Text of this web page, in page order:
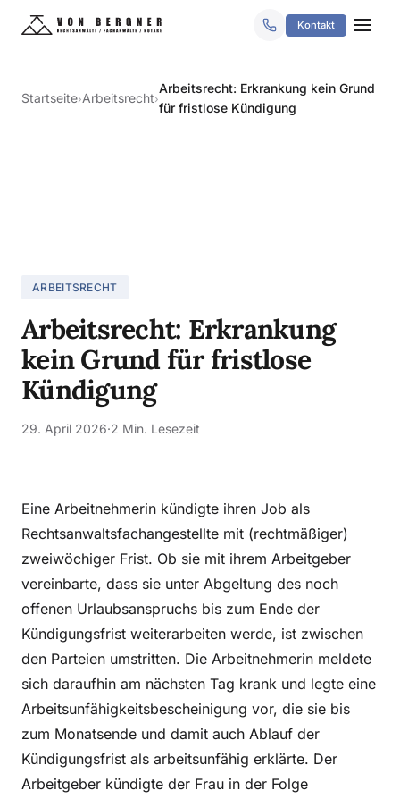
Kontakt
Startseite›Arbeitsrecht›
Arbeitsrecht: Erkrankung kein Grund
für fristlose Kündigung
ARBEITSRECHT
Arbeitsrecht: Erkrankung
kein Grund für fristlose
Kündigung
29. April 2026·2 Min. Lesezeit
Eine Arbeitnehmerin kündigte ihren Job als
Rechtsanwaltsfachangestellte mit (rechtmäßiger)
zweiwöchiger Frist. Ob sie mit ihrem Arbeitgeber
vereinbarte, dass sie unter Abgeltung des noch
offenen Urlaubsanspruchs bis zum Ende der
Kündigungsfrist weiterarbeiten werde, ist zwischen
den Parteien umstritten. Die Arbeitnehmerin meldete
sich daraufhin am nächsten Tag krank und legte eine
Arbeitsunfähigkeitsbescheinigung vor, die sie bis
zum Monatsende und damit auch Ablauf der
Kündigungsfrist als arbeitsunfähig erklärte. Der
Arbeitgeber kündigte der Frau in der Folge